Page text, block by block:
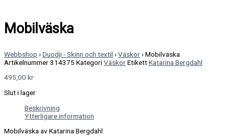
Mobilväska
Webbshop ›Duodji - Skinn och textil ›Väskor›Mobilväska
Artikelnummer314375 KategoriVäskorEtikettKatarina Bergdahl
495,00 kr
Slut i lager
Beskrivning
Ytterligare information
Mobilväska av Katarina Bergdahl.